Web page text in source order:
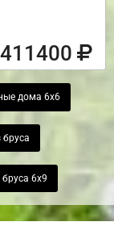
дома 6х6
бруса
6х9